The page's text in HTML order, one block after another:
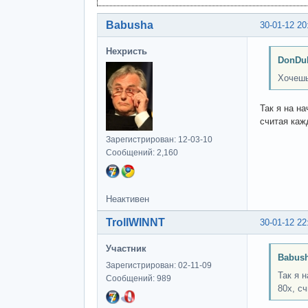
30-01-12
Babusha
Нехристь
Зарегистрирован: 12-03-10
Сообщений: 2,160
Так я на
считая
Неактивен
30-01-12
TrollWINNT
Участник
Зарегистрирован: 02-11-09
Сообщений: 989
Так я
80х,